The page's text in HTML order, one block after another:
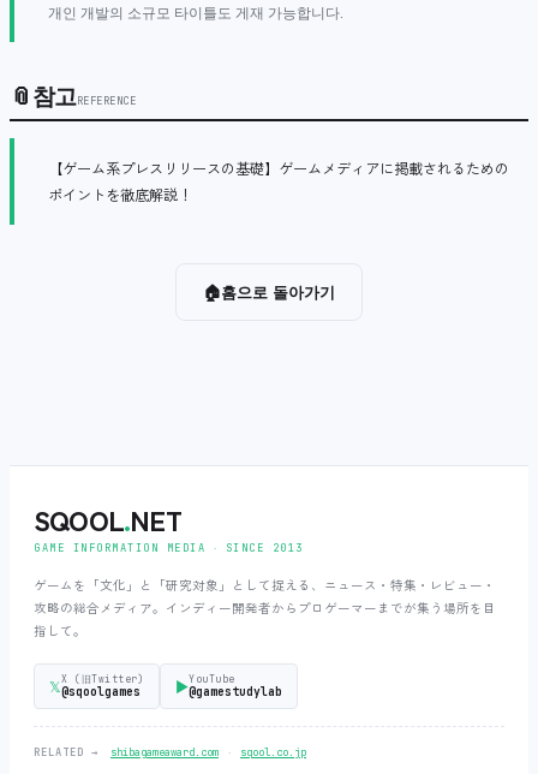
개인 개발의 소규모 타이틀도 게재 가능합니다.
📎참고REFERENCE
【ゲーム系プレスリリースの基礎】ゲームメディアに掲載されるための
ポイントを徹底解説！
🏠홈으로 돌아가기
SQOOL.NET
GAME INFORMATION MEDIA ‧ SINCE 2013
ゲームを「文化」と「研究対象」として捉える、ニュース・特集・レビュー・
攻略の総合メディア。インディー開発者からプロゲーマーまでが集う場所を目
指して。
𝕏X (旧Twitter)
@sqoolgames ▶YouTube
@gamestudylab
RELATED → shibagameaward.com ‧ sqool.co.jp